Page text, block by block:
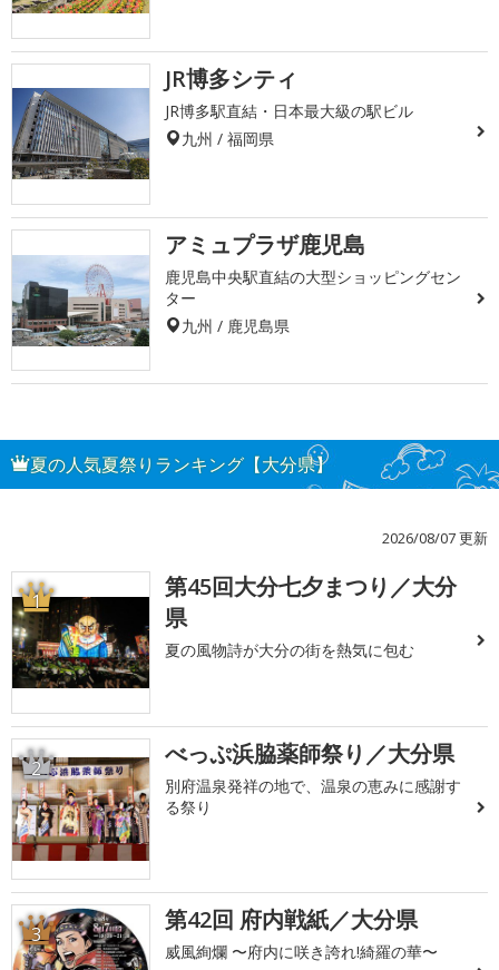
JR博多シティ
JR博多駅直結・日本最大級の駅ビル
九州 / 福岡県
アミュプラザ鹿児島
鹿児島中央駅直結の大型ショッピングセン
ター
九州 / 鹿児島県
夏の人気夏祭りランキング【大分県】
2026/08/07 更新
1
第45回大分七夕まつり／大分
県
夏の風物詩が大分の街を熱気に包む
2 べっぷ浜脇薬師祭り／大分県
別府温泉発祥の地で、温泉の恵みに感謝す
る祭り
3 第42回 府内戦紙／大分県
威風絢爛 〜府内に咲き誇れ!綺羅の華〜